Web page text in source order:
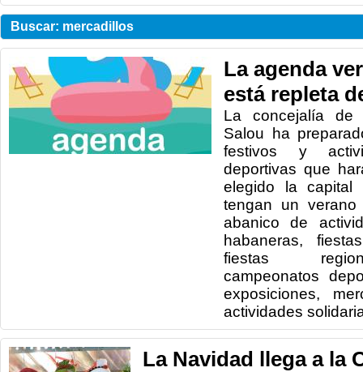
Buscar: mercadillos
La agenda
está repleta
La concejalía
Salou ha
festivos y
deportivas que
elegido la capital
tengan un
abanico de
habaneras,
fiestas
campeonatos
exposiciones,
actividades
La Navidad llega a la